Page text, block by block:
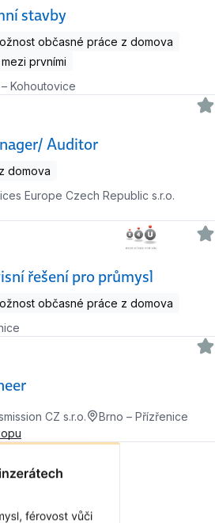
stavby
občasné práce z domova
prvními
Kohoutovice
Auditor
domova
Europe Czech Republic s.r.o.
řešení pro průmysl
občasné práce z domova
CZ s.r.o.
Brno – Přízřenice